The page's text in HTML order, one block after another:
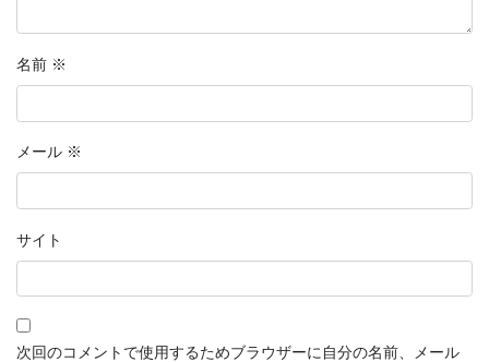
名前 ※
メール ※
サイト
次回のコメントで使用するためブラウザーに自分の名前、メール